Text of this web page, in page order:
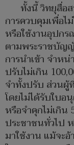
ทั้งนี้ วิทยุสื่อ
การควบคุมเพื่อไ
หรือใช้งานอุปก
ตามพระราชบัญ
การนำเข้า จำห
ปรับไม่เกิน
จำทั้งปรับ ส่วนผู้
โดยไม่ได้รับใบอ
หรือจำคุกไม่เกิ
ประชาชนทั่วไป
มาใช้งาน แม้จะ